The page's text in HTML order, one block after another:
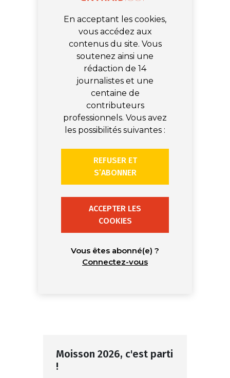
En acceptant les cookies,
vous accédez aux
contenus du site. Vous
soutenez ainsi une
rédaction de 14
journalistes et une
centaine de
contributeurs
professionnels. Vous avez
les possibilités suivantes :
REFUSER ET
S’ABONNER
ACCEPTER LES
COOKIES
Vous êtes abonné(e) ?
Connectez-vous
Moisson 2026, c'est parti
!